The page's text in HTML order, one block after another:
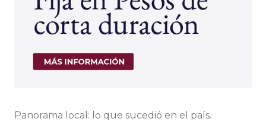
Panorama local: lo que sucedió en el país.